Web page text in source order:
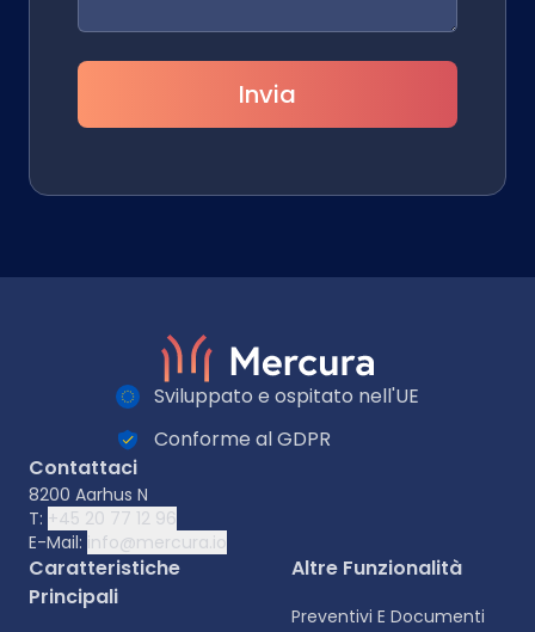
Invia
Sviluppato e ospitato nell'UE
Conforme al GDPR
Contattaci
8200 Aarhus N
T: +45 20 77 12 96
E-Mail: info@mercura.io
Caratteristiche
Principali
Altre Funzionalità
Preventivi E Documenti